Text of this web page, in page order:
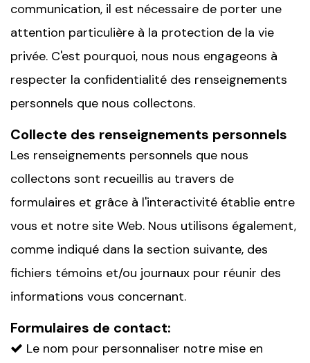
communication, il est nécessaire de porter une
attention particulière à la protection de la vie
privée. C'est pourquoi, nous nous engageons à
respecter la confidentialité des renseignements
personnels que nous collectons.
Collecte des renseignements personnels
Les renseignements personnels que nous
collectons sont recueillis au travers de
formulaires et grâce à l'interactivité établie entre
vous et notre site Web. Nous utilisons également,
comme indiqué dans la section suivante, des
fichiers témoins et/ou journaux pour réunir des
informations vous concernant.
Formulaires de contact:
Le nom pour personnaliser notre mise en